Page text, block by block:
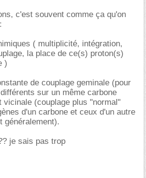
c'est souvent comme ça qu'on
( multiplicité, intégration,
la place de ce(s) proton(s)
)
de couplage geminale (pour
sur un même carbone
vicinale (couplage plus "normal"
d'un carbone et ceux d'un autre
généralement).
je sais pas trop